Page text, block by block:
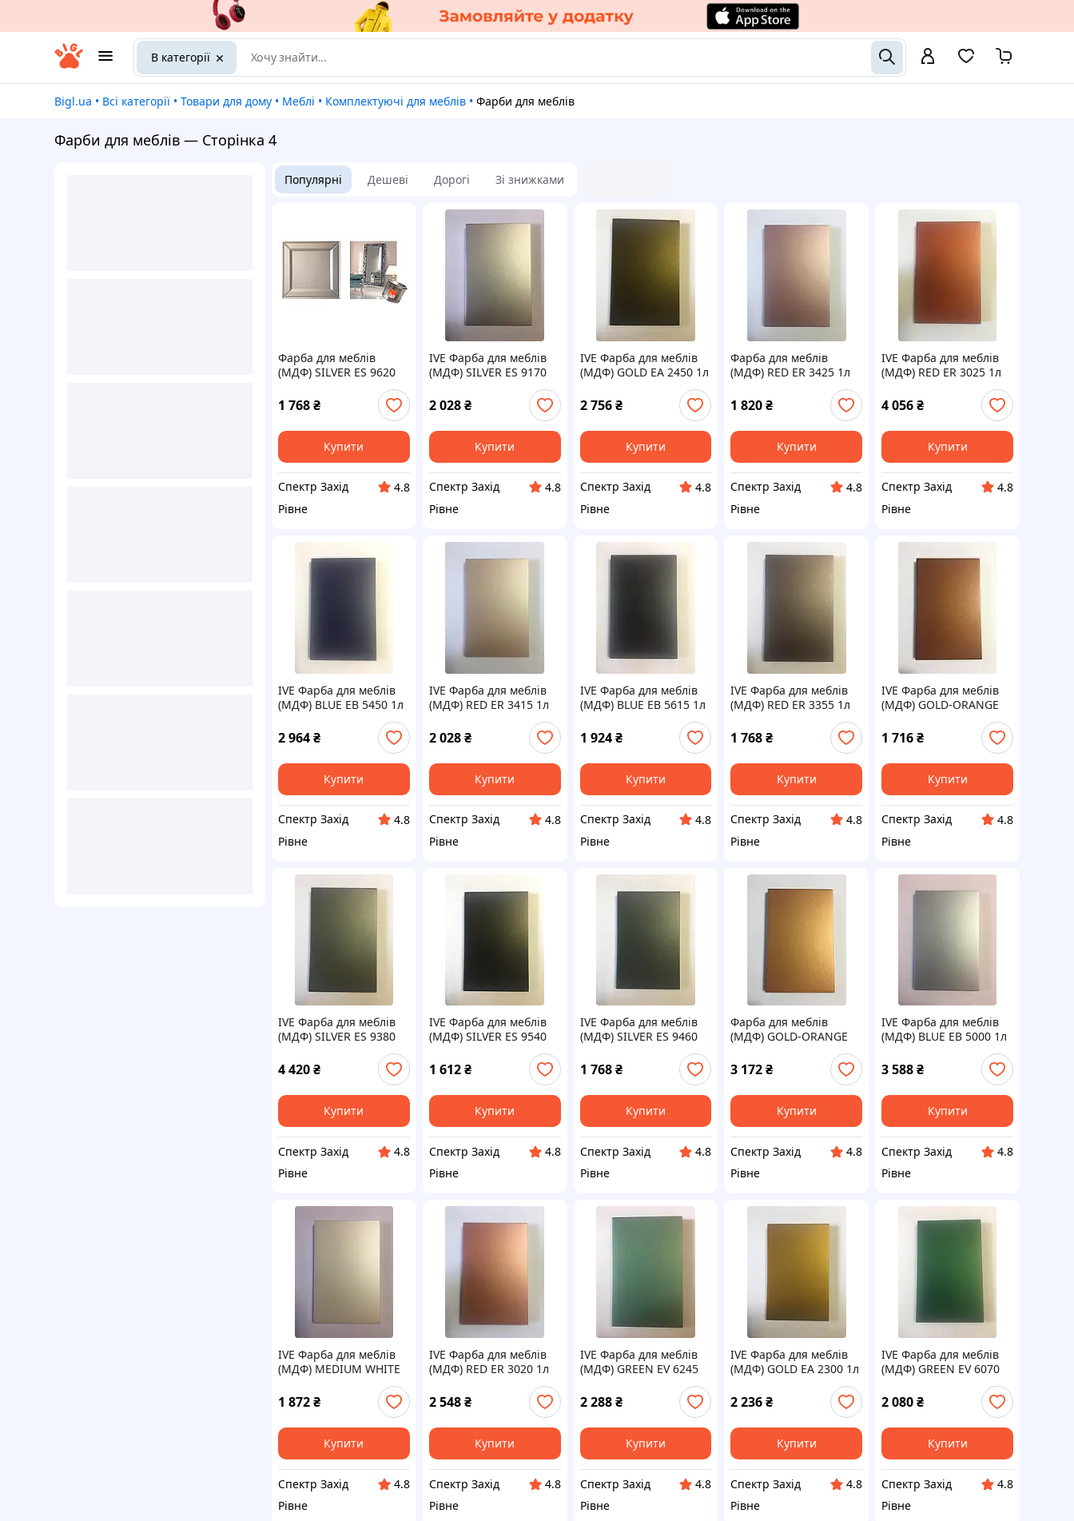
В категорії
Bigl.ua • Всі категорії • Товари для дому • Меблі • Комплектуючі для меблів • Фарби для меблів
Фарби для меблів — Сторінка 4
Популярні Дешеві Дорогі Зі знижками
Фарба для меблів
(МДФ) SILVER ES 9620
MADE IN ITALY
1 768₴
Купити
Спектр Захід
4.8
Рівне
IVE Фарба для меблів
(МДФ) SILVER ES 9170
MADE IN ITALY
2 028₴
Купити
Спектр Захід
4.8
Рівне
IVE Фарба для меблів
(МДФ) GOLD EA 2450 1л
Acrylack Effect / MADE
IN ITALY
2 756 ₴
Купити
Спектр Захід
4.8
Рівне
Фарба для меблів
(МДФ) RED ER 3425 1л
Acrylack Effect / MADE
IN ITALY
1 820₴
Купити
Спектр Захід
4.8
Рівне
IVE Фарба для меблів
(МДФ) RED ER 3025 1л
Acrylack Effect / MADE
IN ITALY
4 056₴
Купити
Спектр Захід
4.8
Рівне
IVE Фарба для меблів
(МДФ) BLUE EB 5450 1л
Acrylack Effect / MADE
IN ITALY
2 964₴
Купити
Спектр Захід
4.8
Рівне
IVE Фарба для меблів
(МДФ) RED ER 3415 1л
Acrylack Effect / MADE
IN ITALY
2 028₴
Купити
Спектр Захід
4.8
Рівне
IVE Фарба для меблів
(МДФ) BLUE EB 5615 1л
Acrylack Effect / MADE
IN ITALY
1 924 ₴
Купити
Спектр Захід
4.8
Рівне
IVE Фарба для меблів
(МДФ) RED ER 3355 1л
Acrylack Effect / MADE
IN ITALY
1 768₴
Купити
Спектр Захід
4.8
Рівне
IVE Фарба для меблів
(МДФ) GOLD-ORANGE
Effect / MADE IN ITALY
1 716₴
Купити
Спектр Захід
4.8
Рівне
IVE Фарба для меблів
(МДФ) SILVER ES 9380
MADE IN ITALY
4 420₴
Купити
Спектр Захід
4.8
Рівне
IVE Фарба для меблів
(МДФ) SILVER ES 9540
MADE IN ITALY
1 612₴
Купити
Спектр Захід
4.8
Рівне
IVE Фарба для меблів
(МДФ) SILVER ES 9460
MADE IN ITALY
1 768 ₴
Купити
Спектр Захід
4.8
Рівне
Фарба для меблів
(МДФ) GOLD-ORANGE
MADE IN ITALY
3 172₴
Купити
Спектр Захід
4.8
Рівне
IVE Фарба для меблів
(МДФ) BLUE EB 5000 1л
Acrylack Effect / MADE
IN ITALY
3 588₴
Купити
Спектр Захід
4.8
Рівне
IVE Фарба для меблів
(МДФ) MEDIUM WHITE
Effect / MADE IN ITALY
1 872₴
Купити
Спектр Захід
4.8
Рівне
IVE Фарба для меблів
(МДФ) RED ER 3020 1л
Acrylack Effect / MADE
IN ITALY
2 548₴
Купити
Спектр Захід
4.8
Рівне
IVE Фарба для меблів
(МДФ) GREEN EV 6245
MADE IN ITALY
2 288 ₴
Купити
Спектр Захід
4.8
Рівне
IVE Фарба для меблів
(МДФ) GOLD EA 2300 1л
Acrylack Effect / MADE
IN ITALY
2 236₴
Купити
Спектр Захід
4.8
Рівне
IVE Фарба для меблів
(МДФ) GREEN EV 6070
MADE IN ITALY
2 080₴
Купити
Спектр Захід
4.8
Рівне